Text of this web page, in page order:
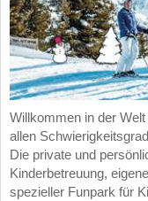
Willkommen in der
allen
Die private und
Kinderbetreuung,
spezieller Funpark für